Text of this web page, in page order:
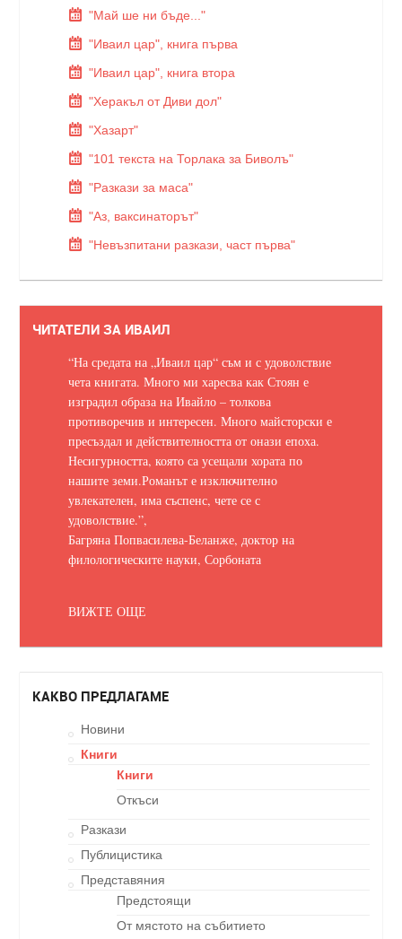
"Май ше ни бъде..."
"Иваил цар", книга първа
"Иваил цар", книга втора
"Херакъл от Диви дол"
"Хазарт"
"101 текста на Торлака за Биволъ"
"Разкази за маса"
"Аз, ваксинаторът"
"Невъзпитани разкази, част първа"
ЧИТАТЕЛИ ЗА ИВАИЛ
“На средата на „Иваил цар“ съм и с удоволствие
чета книгата. Много ми харесва как Стоян е
изградил образа на Ивайло – толкова
противоречив и интересен. Много майсторски е
пресъздал и действителността от онази епоха.
Несигурността, която са усещали хората по
нашите земи.Романът е изключително
увлекателен, има съспенс, чете се с
удоволствие.”,
Багряна Попвасилева-Беланже, доктор на
филологическите науки, Сорбоната
ВИЖТЕ ОЩЕ
КАКВО ПРЕДЛАГАМЕ
Новини
Книги
Книги
Откъси
Разкази
Публицистика
Представяния
Предстоящи
От мястото на събитието